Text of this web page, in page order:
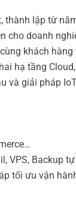
thành lập từ
cho doanh
khách
hạ tầng
và giải pháp
VPS, Backup
tối ưu vận